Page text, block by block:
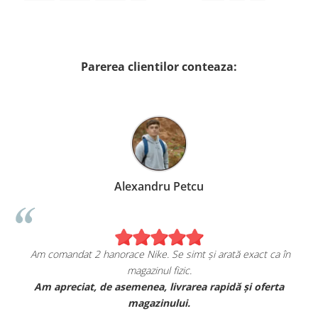
Parerea clientilor conteaza:
Alexandru Petcu
Am comandat 2 hanorace Nike. Se simt și arată exact ca în
magazinul fizic.
Am apreciat, de asemenea, livrarea rapidă și oferta
magazinului.